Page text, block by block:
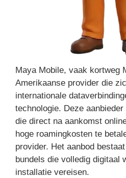
Maya Mobile, vaak kortweg
Amerikaanse provider die
internationale
technologie. Deze
die direct na aankomst
hoge roamingkosten te
provider. Het aanbod
bundels die volledig digitaal
installatie vereisen.